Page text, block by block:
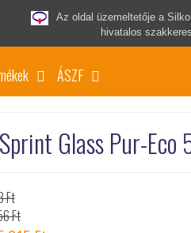
Az oldal üzemeltetője a
hivatalos
ÁSZF
Glass Pur-Eco
Ft
Ft